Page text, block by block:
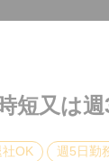
短又は
OK 週5日勤